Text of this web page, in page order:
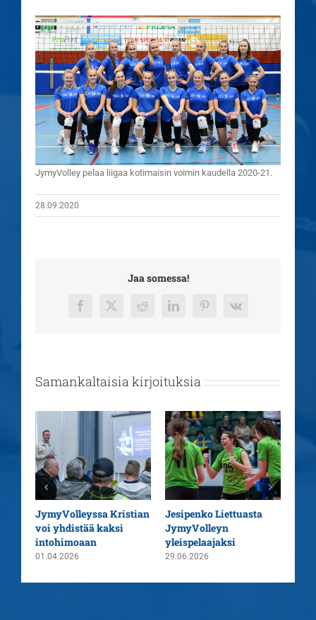
JymyVolley pelaa liigaa kotimaisin voimin kaudella 2020-21.
28.09.2020
Jaa somessa!
Facebook
X RedditLinkedInPinterest
Vk
Samankaltaisia kirjoituksia
JymyVolleyssa Kristian
voi yhdistää kaksi
intohimoaan
01.04.2026
Jesipenko Liettuasta
JymyVolleyn
yleispelaajaksi
29.06.2026